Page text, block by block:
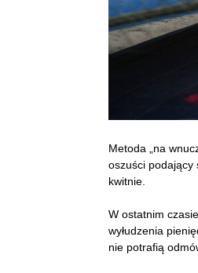
Metoda „na
oszuści podający
kwitnie.
W ostatnim
wyłudzenia
nie potrafią